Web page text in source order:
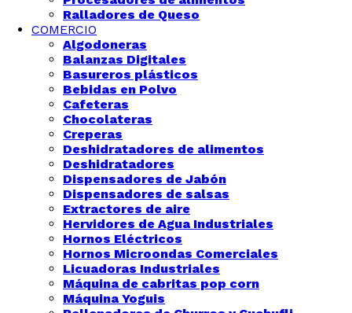
Ralladores de Queso
COMERCIO
Algodoneras
Balanzas Digitales
Basureros plásticos
Bebidas en Polvo
Cafeteras
Chocolateras
Creperas
Deshidratadores de alimentos
Deshidratadores
Dispensadores de Jabón
Dispensadores de salsas
Extractores de aire
Hervidores de Agua Industriales
Hornos Eléctricos
Hornos Microondas Comerciales
Licuadoras Industriales
Máquina de cabritas pop corn
Máquina Yoguis